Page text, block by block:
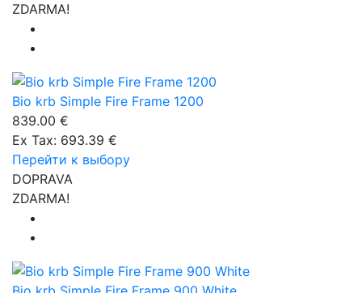
ZDARMA!
Bio krb Simple Fire Frame 1200
839.00 €
Ex Tax: 693.39 €
Перейти к выбору
DOPRAVA
ZDARMA!